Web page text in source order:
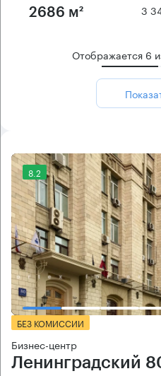
2686 м² 3
Отображается 6
8.2
БЕЗ КОМИССИИ
Бизнес-центр
Ленинградский